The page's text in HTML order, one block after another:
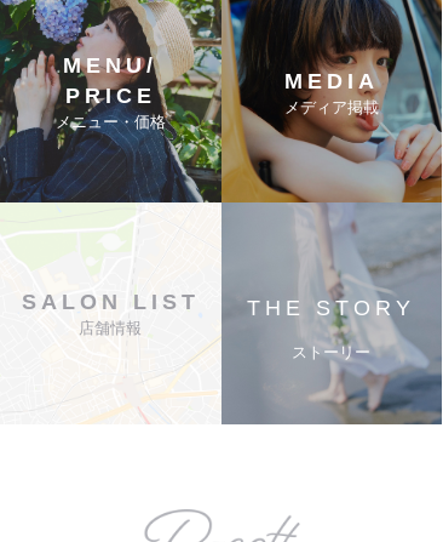
MENU/
PRICE
メニュー・価格
MEDIA
メディア掲載
SALON LIST
店舗情報
THE STORY
ストーリー